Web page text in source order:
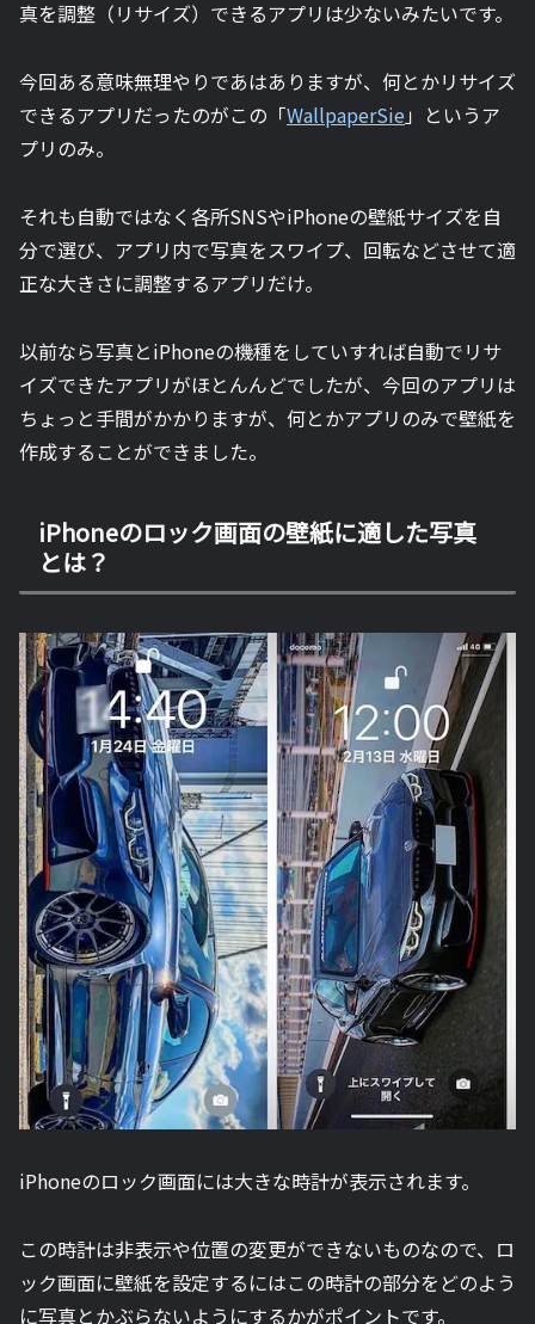
真を調整（リサイズ）できるアプリは少ないみたいです。
今回ある意味無理やりであはありますが、何とかリサイズ
できるアプリだったのがこの「WallpaperSie」というア
プリのみ。
それも自動ではなく各所SNSやiPhoneの壁紙サイズを自
分で選び、アプリ内で写真をスワイプ、回転などさせて適
正な大きさに調整するアプリだけ。
以前なら写真とiPhoneの機種をしていすれば自動でリサ
イズできたアプリがほとんんどでしたが、今回のアプリは
ちょっと手間がかかりますが、何とかアプリのみで壁紙を
作成することができました。
iPhoneのロック画面の壁紙に適した写真
とは？
iPhoneのロック画面には大きな時計が表示されます。
この時計は非表示や位置の変更ができないものなので、ロ
ック画面に壁紙を設定するにはこの時計の部分をどのよう
に写真とかぶらないようにするかがポイントです。